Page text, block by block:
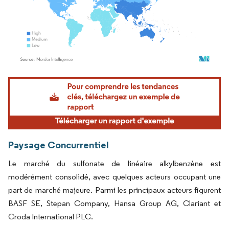
Image © Mordor Intelligence. La réutilisation nécessite une attribution sous CC BY
Paysage Concurrentiel
Le marché du sulfonate de linéaire alkylbenzène est
modérément consolidé, avec quelques acteurs occupant une
part de marché majeure. Parmi les principaux acteurs figurent
BASF SE, Stepan Company, Hansa Group AG, Clariant et
Croda International PLC.